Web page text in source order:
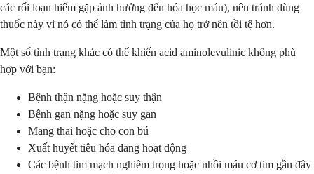
các rối loạn hiếm gặp ảnh hưởng đến hóa học máu), nên tránh dùng
thuốc này vì nó có thể làm tình trạng của họ trở nên tồi tệ hơn.
Một số tình trạng khác có thể khiến acid aminolevulinic không phù
hợp với bạn:
Bệnh thận nặng hoặc suy thận
Bệnh gan nặng hoặc suy gan
Mang thai hoặc cho con bú
Xuất huyết tiêu hóa đang hoạt động
Các bệnh tim mạch nghiêm trọng hoặc nhồi máu cơ tim gần đây